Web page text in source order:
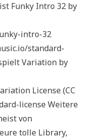
Funky Intro 32 by
intro-32
standard-
Variation by
License (CC
license Weitere
von
tolle Library,